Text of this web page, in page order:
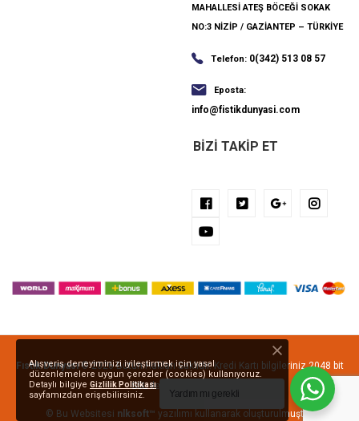
MAHALLESİ ATEŞ BÖCEĞİ SOKAK
NO:3 NİZİP / GAZİANTEP – TÜRKİYE
Telefon: 0(342) 513 08 57
Eposta:
info@fistikdunyasi.com
BIZI TAKIP ET
Fıstık Dünyası© 2026 Bütün Hakları Saklıdır. Kredi Kartı bilgileriniz 2048 bit
SSL ile korunmaktadır.
© Bu Websitesi nlksoft™ yazılımı kullanarak oluşturulmuştur.
Alışveriş deneyiminizi iyileştirmek için yasal
düzenlemelere uygun çerezler (cookies) kullanıyoruz.
Detaylı bilgiye Gizlilik Politikası
sayfamızdan erişebilirsiniz. Yardım mı gerekli